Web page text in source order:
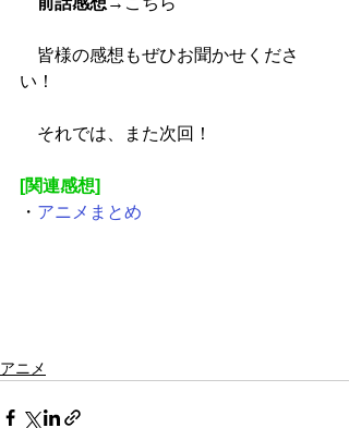
皆様の感想もぜひお聞かせくださ
い！
それでは、また次回！
[関連感想]
・ アニメまとめ
アニメ